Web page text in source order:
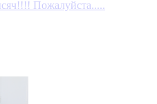
Пожалуйста.....